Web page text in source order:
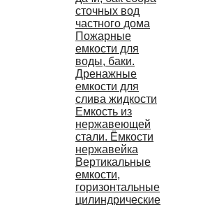
сточных вод
частного дома
Пожарные
емкости для
воды, баки.
Дренажные
емкости для
слива жидкости
Емкость из
нержавеющей
стали. Ёмкости
нержавейка
Вертикальные
емкости,
горизонтальные
цилиндрические